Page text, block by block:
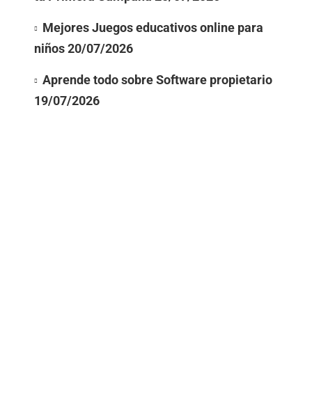
Mejores Juegos educativos online para
niños20/07/2026
Aprende todo sobre Software propietario
19/07/2026